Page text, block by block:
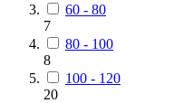
60 - 80
7
80 - 100
8
100 - 120
20